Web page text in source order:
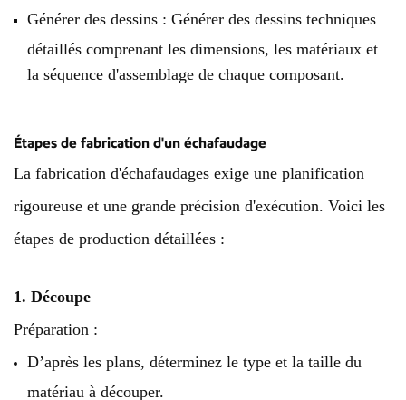
Générer des dessins : Générer des dessins techniques
détaillés comprenant les dimensions, les matériaux et
la séquence d'assemblage de chaque composant.
Étapes de fabrication d'un échafaudage
La fabrication d'échafaudages exige une planification
rigoureuse et une grande précision d'exécution. Voici les
étapes de production détaillées :
1. Découpe
Préparation :
D’après les plans, déterminez le type et la taille du
matériau à découper.